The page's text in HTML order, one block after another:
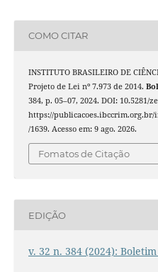
COMO CITAR
INSTITUTO BRASILEIRO DE
Projeto de Lei nº 7.973 de 2014.
384, p. 05–07, 2024. DOI: 10.5281/
https://
/1639. Acesso em: 9 ago. 2026.
Fomatos de Citação
EDIÇÃO
v. 32 n. 384 (2024):